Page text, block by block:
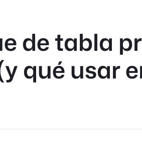
de tabla
qué usar